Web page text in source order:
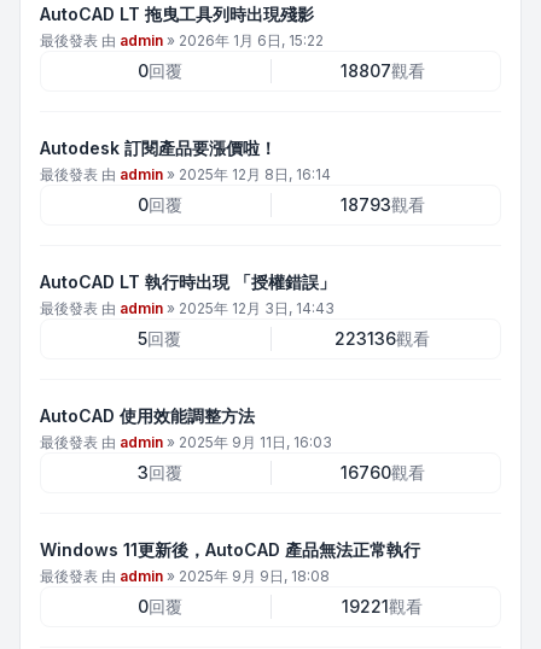
AutoCAD LT 拖曳工具列時出現殘影
最後發表 由 admin » 2026年 1月 6日, 15:22
0回覆 18807觀看
Autodesk 訂閱產品要漲價啦！
最後發表 由 admin » 2025年 12月 8日, 16:14
0回覆 18793觀看
AutoCAD LT 執行時出現 「授權錯誤」
最後發表 由 admin » 2025年 12月 3日, 14:43
5回覆 223136觀看
AutoCAD 使用效能調整方法
最後發表 由 admin » 2025年 9月 11日, 16:03
3回覆 16760觀看
Windows 11更新後，AutoCAD 產品無法正常執行
最後發表 由 admin » 2025年 9月 9日, 18:08
0回覆 19221觀看